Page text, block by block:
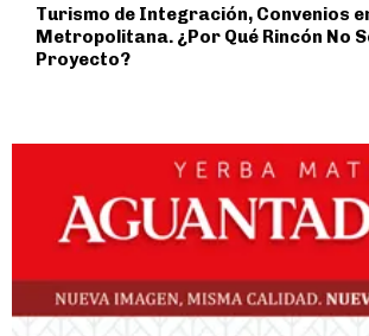
Turismo de Integración, Convenios
Metropolitana. ¿Por Qué Rincón No
Proyecto?